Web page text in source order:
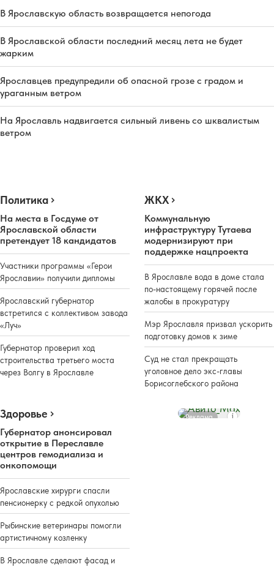
В Ярославскую область возвращается непогода
В Ярославской области последний месяц лета не будет
жарким
Ярославцев предупредили об опасной грозе с градом и
ураганным ветром
На Ярославль надвигается сильный ливень со шквалистым
ветром
Политика
На места в Госдуме от
Ярославской области
претендует 18 кандидатов
Участники программы «Герои
Ярославии» получили дипломы
Ярославский губернатор
встретился с коллективом завода
«Луч»
Губернатор проверил ход
строительства третьего моста
через Волгу в Ярославле
ЖКХ
Коммунальную
инфраструктуру Тутаева
модернизируют при
поддержке нацпроекта
В Ярославле вода в доме стала
по-настоящему горячей после
жалобы в прокуратуру
Мэр Ярославля призвал ускорить
подготовку домов к зиме
Суд не стал прекращать
уголовное дело экс-главы
Борисоглебского района
Здоровье
Губернатор анонсировал
открытие в Переславле
центров гемодиализа и
онкопомощи
Ярославские хирурги спасли
пенсионерку с редкой опухолью
Рыбинские ветеринары помогли
артистичному козленку
В Ярославле сделают фасад и
Реклама